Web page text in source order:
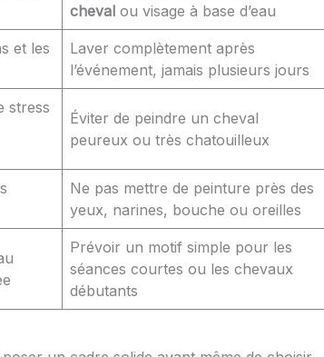
chevalou visage à base d’eau
et les
Laver complètement après
l’événement, jamais plusieurs jours
stress
Éviter de peindre un cheval
peureux ou très chatouilleux
Ne pas mettre de peinture près des
yeux, narines, bouche ou oreilles
Prévoir un motif simple pour les
séances courtes ou les chevaux
débutants